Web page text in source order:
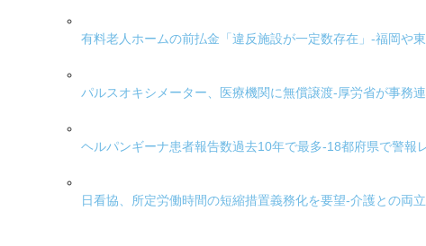
有料老人ホームの前払金「違反施設が一定数存在」-福岡や
パルスオキシメーター、医療機関に無償譲渡-厚労省が事務
ヘルパンギーナ患者報告数過去10年で最多-18都府県で警報
日看協、所定労働時間の短縮措置義務化を要望-介護との両